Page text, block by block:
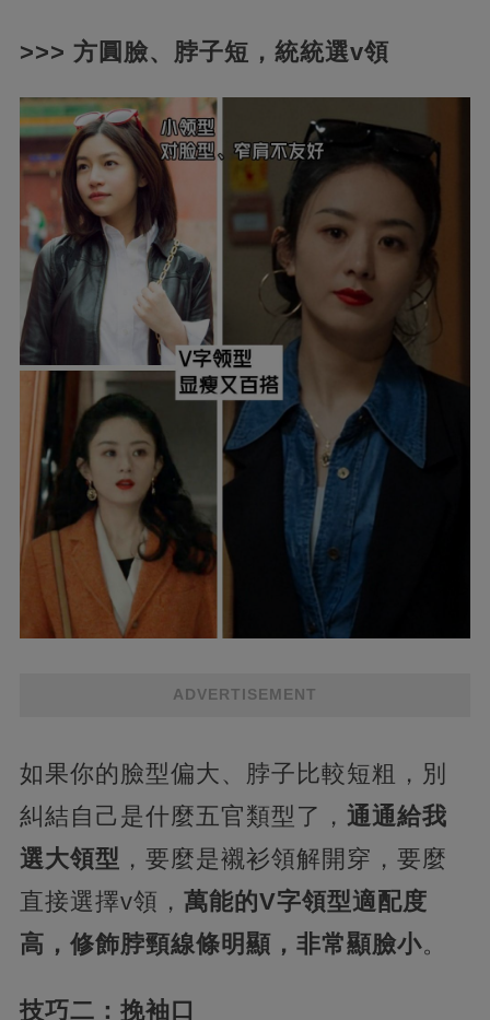
>>> 方圓臉、脖子短，統統選v領
ADVERTISEMENT
如果你的臉型偏大、脖子比較短粗，別
糾結自己是什麼五官類型了， 通通給我
選大領型 ，要麼是襯衫領解開穿，要麼
直接選擇v領， 萬能的V字領型適配度
高，修飾脖頸線條明顯，非常顯臉小。
技巧二：挽袖口